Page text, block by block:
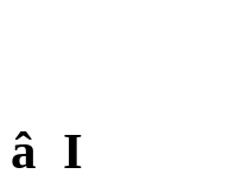
â I